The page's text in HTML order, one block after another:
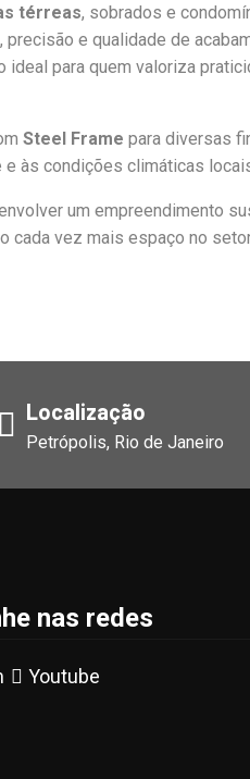
térreas, sobrados e
precisão e qualidade de
para quem valoriza
Steel Frame para diversas
às condições climáticas
um empreendimento
cada vez mais espaço no
Localização
Petrópolis, Rio de Janeiro
nas redes
Youtube